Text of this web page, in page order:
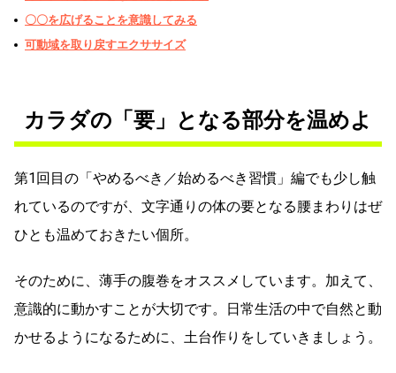
〇〇を広げることを意識してみる
可動域を取り戻すエクササイズ
カラダの「要」となる部分を温めよ
第1回目の「やめるべき／始めるべき習慣」編でも少し触
れているのですが、文字通りの体の要となる腰まわりはぜ
ひとも温めておきたい個所。
そのために、薄手の腹巻をオススメしています。加えて、
意識的に動かすことが大切です。日常生活の中で自然と動
かせるようになるために、土台作りをしていきましょう。